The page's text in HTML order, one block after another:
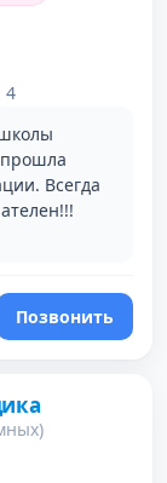
4
Всегда
Позвонить